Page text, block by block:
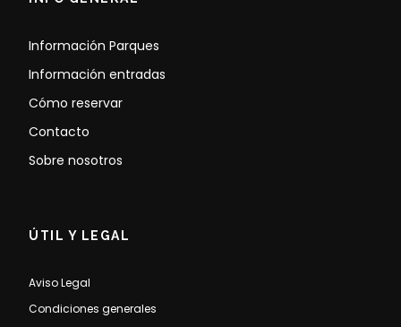
Información Parques
Información entradas
Cómo reservar
Contacto
Sobre nosotros
ÚTIL Y LEGAL
Aviso Legal
Condiciones generales